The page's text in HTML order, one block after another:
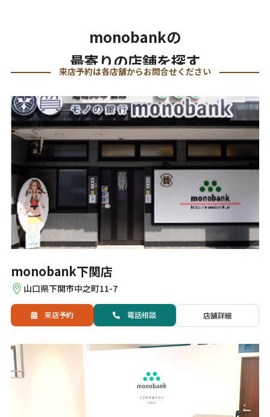
monobankの
最寄りの店舗を探す
来店予約は各店舗からお問合せください
monobank下関店
山口県下関市中之町11-7
来店予約 電話相談 店舗詳細